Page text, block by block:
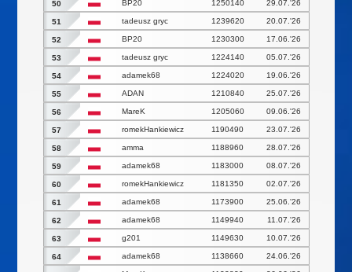
50 BP20 1250140 29.07.'26
51 tadeusz gryc 1239620 20.07.'26
52 BP20 1230300 17.06.'26
53 tadeusz gryc 1224140 05.07.'26
54 adamek68 1224020 19.06.'26
55 ADAN 1210840 25.07.'26
56 MareK 1205060 09.06.'26
57 romekHankiewicz 1190490 23.07.'26
58 amma 1188960 28.07.'26
59 adamek68 1183000 08.07.'26
60 romekHankiewicz 1181350 02.07.'26
61 adamek68 1173900 25.06.'26
62 adamek68 1149940 11.07.'26
63 g201 1149630 10.07.'26
64 adamek68 1138660 24.06.'26